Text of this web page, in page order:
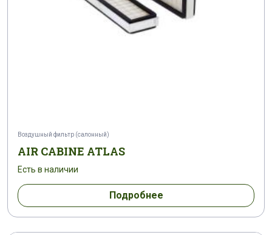
Воздушный фильтр (салонный)
AIR CABINE ATLAS
Есть в наличии
Подробнее